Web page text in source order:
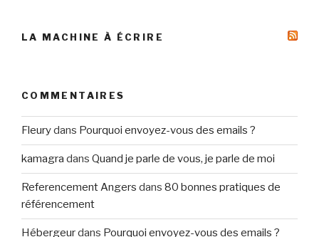
LA MACHINE À ÉCRIRE
COMMENTAIRES
Fleurydans Pourquoi envoyez-vous des emails ?
kamagra dans Quand je parle de vous, je parle de moi
Referencement Angers dans 80 bonnes pratiques de
référencement
Hébergeurdans Pourquoi envoyez-vous des emails ?